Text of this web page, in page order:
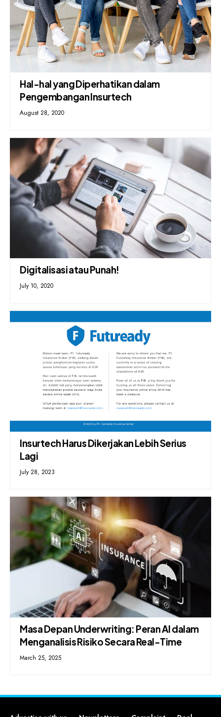
Hal-hal yang Diperhatikan dalam
Pengembangan Insurtech
August 28, 2020
Digitalisasi atau Punah!
July 10, 2020
Insurtech Harus Dikerjakan Lebih Serius
Lagi
July 28, 2023
Masa Depan Underwriting: Peran AI dalam
Menganalisis Risiko Secara Real-Time
March 25, 2025